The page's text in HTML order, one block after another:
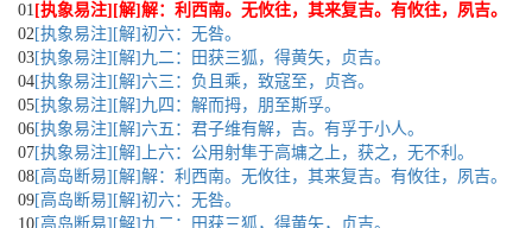
01 [执象易注][解]解：利西南。无攸往，其来复吉。有攸往，夙吉。
02[执象易注][解]初六：无咎。
03[执象易注][解]九二：田获三狐，得黄矢，贞吉。
04[执象易注][解]六三：负且乘，致寇至，贞吝。
05[执象易注][解]九四：解而拇，朋至斯孚。
06[执象易注][解]六五：君子维有解，吉。有孚于小人。
07[执象易注][解]上六：公用射隼于高墉之上，获之，无不利。
08[高岛断易][解]解：利西南。无攸往，其来复吉。有攸往，夙吉。
09[高岛断易][解]初六：无咎。
10[高岛断易][解]九二：田获三狐，得黄矢，贞吉。